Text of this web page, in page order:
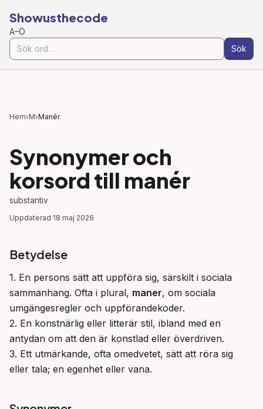
Showusthecode
A–Ö
Sök
Hem›M›Manér
Synonymer och
korsord till manér
substantiv
Uppdaterad 18 maj 2026
Betydelse
1. En persons sätt att uppföra sig, särskilt i sociala
sammanhang. Ofta i plural, maner, om sociala
umgängesregler och uppförandekoder.
2. En konstnärlig eller litterär stil, ibland med en
antydan om att den är konstlad eller överdriven.
3. Ett utmärkande, ofta omedvetet, sätt att röra sig
eller tala; en egenhet eller vana.